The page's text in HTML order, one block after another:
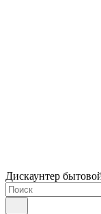
Дискаунтер